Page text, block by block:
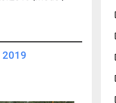
Скачать мод Sennebogen 2700kg для Фермер Симулятор 2019